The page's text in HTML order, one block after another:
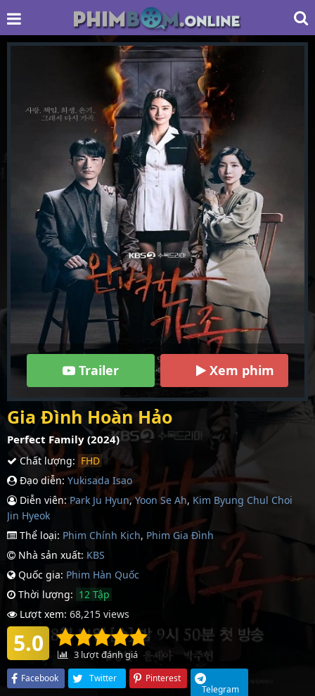
Trailer Xem phim
Gia Đình Hoàn Hảo
Perfect Family (2024)
Chất lượng: FHD
Đạo diễn: Yukisada Isao
Diễn viên: Park Ju Hyun,Yoon Se Ah, Kim Byung Chul Choi
Jin Hyeok
Thể loại: Phim Chính Kịch, Phim Gia Đình
Nhà sản xuất: KBS
Quốc gia: Phim Hàn Quốc
Thời lượng: 12 Tập
Lượt xem: 68,215 views
5.0 3 lượt đánh giá
Facebook Twitter
Pinterest
Telegram